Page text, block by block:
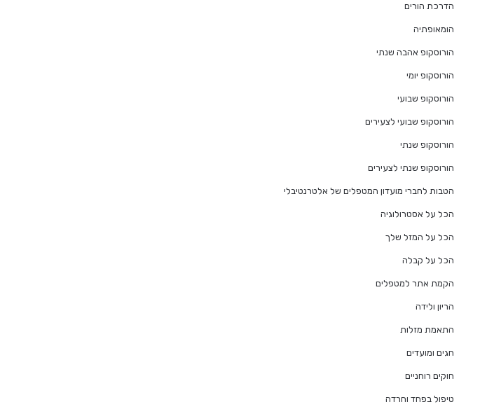
הדרכת הורים
הומאופתיה
הורוסקופ אהבה שנתי
הורוסקופ יומי
הורוסקופ שבועי
הורוסקופ שבועי לצעירים
הורוסקופ שנתי
הורוסקופ שנתי לצעירים
הטבות לחברי מועדון המטפלים של אלטרנטיבלי
הכל על אסטרולוגיה
הכל על המזל שלך
הכל על קבלה
הקמת אתר למטפלים
הריון ולידה
התאמת מזלות
חגים ומועדים
חוקים רוחניים
טיפול בפחד וחרדה